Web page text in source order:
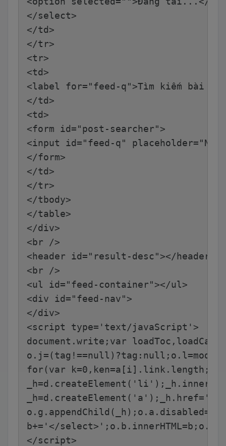
</select>
</td>
</tr>
<tr>
<td>
<label for="feed-q">Tìm kiếm bài
</td>
<td>
<form id="post-searcher">
<input id="feed-q"
</form>
</td>
</tr>
</tbody>
</table>
</div>
<br />
<header id="result-desc"></header>
<br />
<ul id="feed-container"></ul>
<div id="feed-nav">
</div>
<script type='text/javaScript'>
document.write;var
for(var
b+='</
</script>